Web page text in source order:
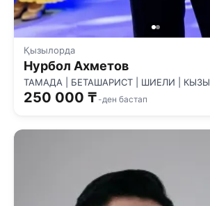
Қызылорда
Нурбол Ахметов
ТАМАДА | БЕТАШАРИСТ | ШИЕЛИ |
250 000 ₸ -ден бастап